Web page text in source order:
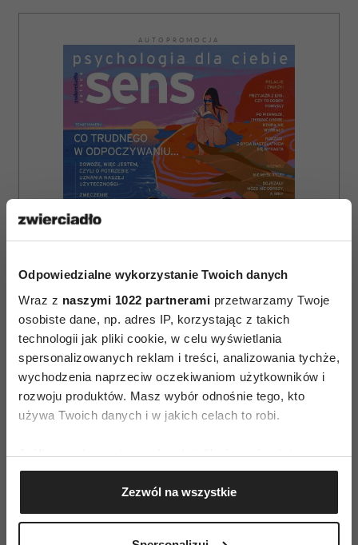
Odpowiedzialne wykorzystanie Twoich danych
Wraz z naszymi 1022 partnerami przetwarzamy Twoje
osobiste dane, np. adres IP, korzystając z takich
technologii jak pliki cookie, w celu wyświetlania
spersonalizowanych reklam i treści, analizowania tychże,
wychodzenia naprzeciw oczekiwaniom użytkowników i
rozwoju produktów. Masz wybór odnośnie tego, kto
używa Twoich danych i w jakich celach to robi.
Jeśli wyrazisz na to zgodę, chcielibyśmy również:
Gromadzić dane dotyczące Twojej lokalizacji
geograficznej z dokładnością nawet do kilku metrów
Identyfikować Twoje urządzenie, aktywnie
Zezwól na wszystkie
AUTOPROMOCJA
ZAMÓW
E-WYDANIE